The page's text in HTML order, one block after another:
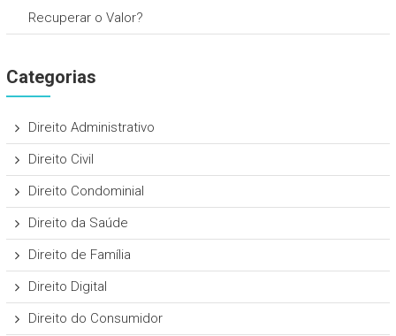
Recuperar o Valor?
Categorias
Direito Administrativo
Direito Civil
Direito Condominial
Direito da Saúde
Direito de Família
Direito Digital
Direito do Consumidor